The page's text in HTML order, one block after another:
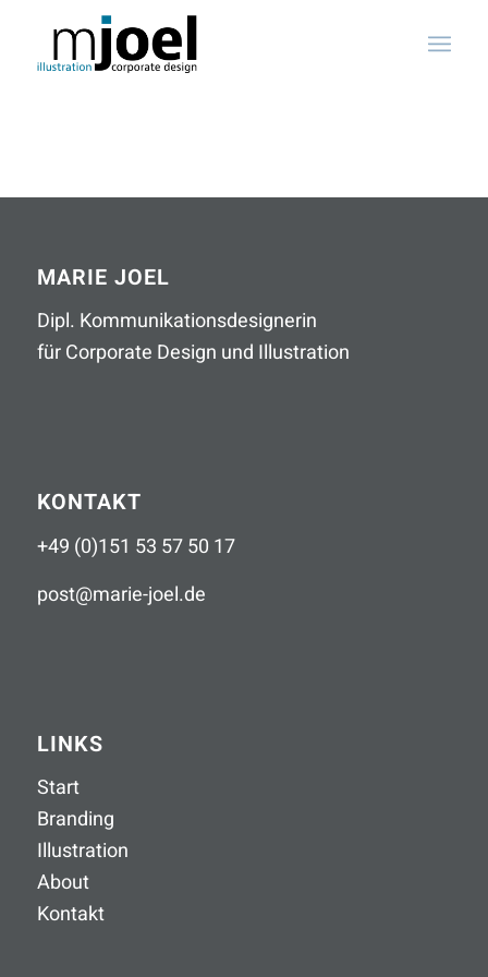
MARIE JOEL
Dipl. Kommunikationsdesignerin
für Corporate Design und Illustration
KONTAKT
+49 (0)151 53 57 50 17
post@marie-joel.de
LINKS
Start
Branding
Illustration
About
Kontakt